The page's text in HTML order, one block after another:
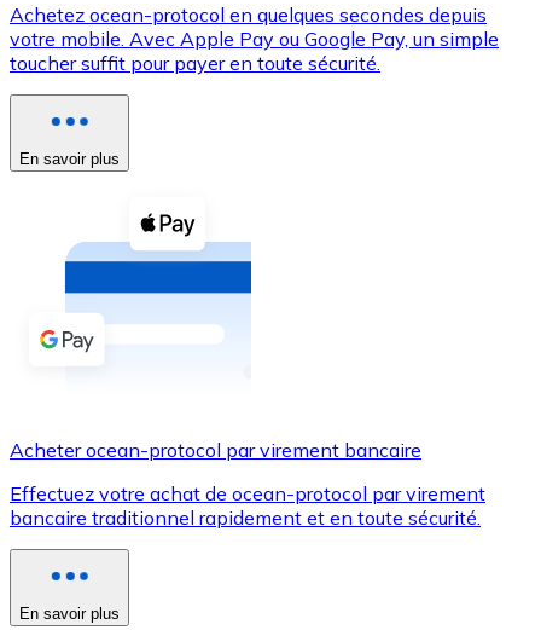
XRP
XRP
Voir toutes
Coupons crypto
Achetez des cryptomonnaies en espèces et d'autres
Acheter avec espèces
Virement SEPA
Utilisez les cartes Visa et Mastercard pour acheter
Acheter avec carte
Achetez ocean-protocol en quelques secondes depuis
votre mobile. Avec Apple Pay ou Google Pay, un simple
toucher suffit pour payer en toute sécurité.
En savoir plus
Acheter ocean-protocol par virement bancaire
Effectuez votre achat de ocean-protocol par virement
bancaire traditionnel rapidement et en toute sécurité.
En savoir plus